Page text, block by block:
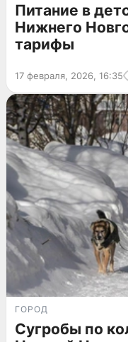
Питание в
Нижнего
тарифы
17 февраля, 2026, 16:35
ГОРОД
Сугробы по